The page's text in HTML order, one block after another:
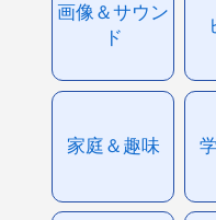
画像＆サウン
ド
家庭＆趣味